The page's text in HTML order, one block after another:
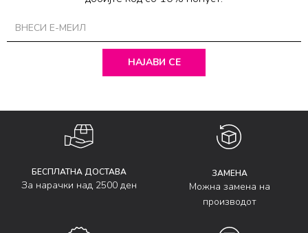
НАЈАВИ СЕ
БЕСПЛАТНА ДОСТАВА
За нарачки над 2500 ден
ЗАМЕНА
Можна замена на
производот